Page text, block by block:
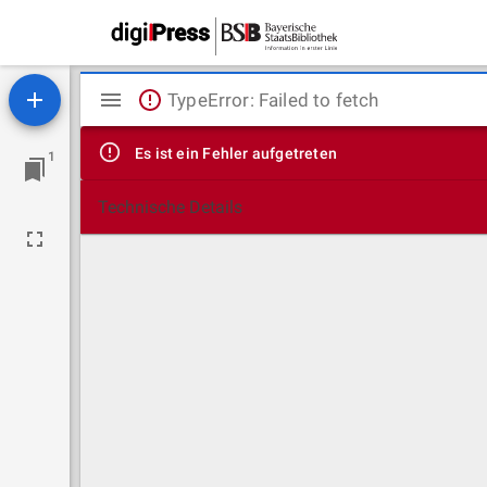
1
Mirador
Viewer
TypeError: Failed to fetch
Es ist ein Fehler aufgetreten
Technische Details